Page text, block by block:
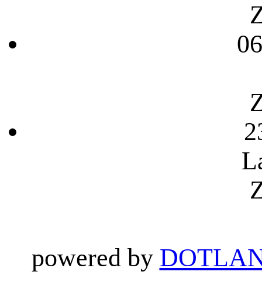
powered by